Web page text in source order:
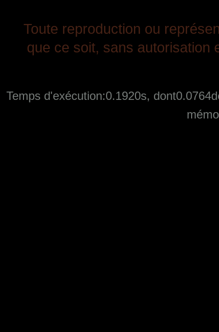
Toute reproduction ou
que ce soit, sans autorisation
Temps d'exécution:0.1920s,